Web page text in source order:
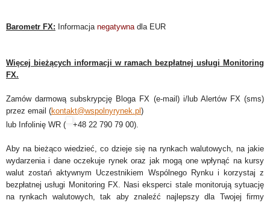
Barometr FX: Informacja negatywna dla EUR
Więcej bieżących informacji w ramach bezpłatnej usługi Monitoring
FX.
Zamów darmową subskrypcję Bloga FX (e-mail) i/lub Alertów FX (sms)
przez email (kontakt@wspolnyrynek.pl)
lub Infolinię WR (
+48 22 790 79 00).
Aby na bieżąco wiedzieć, co dzieje się na rynkach walutowych, na jakie
wydarzenia i dane oczekuje rynek oraz jak mogą one wpłynąć na kursy
walut zostań aktywnym Uczestnikiem Wspólnego Rynku i korzystaj z
bezpłatnej usługi Monitoring FX. Nasi eksperci stale monitorują sytuację
na rynkach walutowych, tak aby znaleźć najlepszy dla Twojej firmy